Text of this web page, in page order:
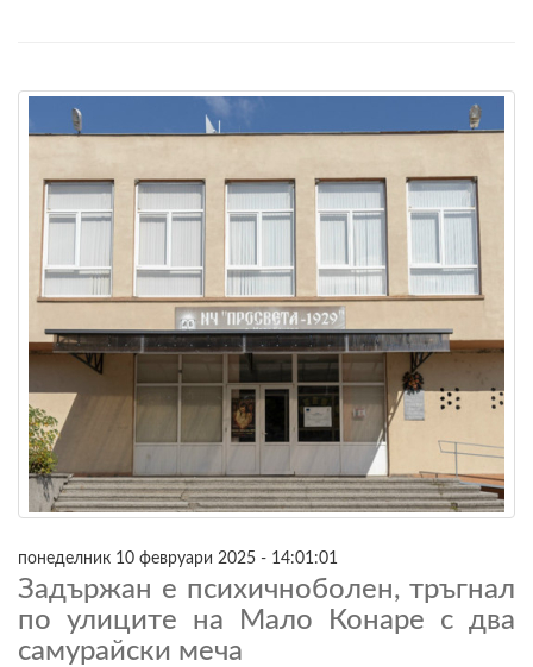
понеделник 10 февруари 2025 - 14:01:01
Задържан е психичноболен, тръгнал
по улиците на Мало Конаре с два
самурайски меча